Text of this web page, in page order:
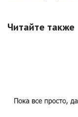
Читайте также